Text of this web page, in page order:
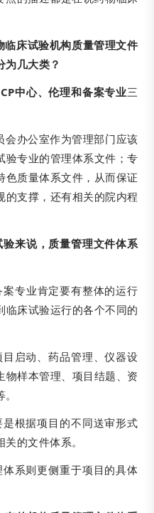
临床试验机构质量管理文件
为几大类？
中心、伦理和备案专业三
会办公室作为管理部门应该
验专业的管理体系文件；专
色质量体系文件，从而保证
的支撑，还有相关的院内程
来说，质量管理文件体系
专业肯定要有整体的运行
临床试验运行的各个不同的
启动、药品管理、仪器设
物样本管理、项目结题、资
根据项目的不同送审形式
的文件体系。
系则更侧重于项目的具体